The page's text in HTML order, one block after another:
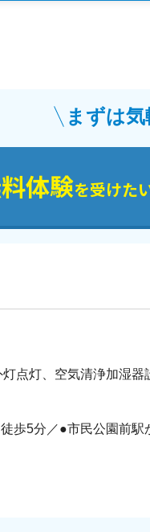
まずは
体験を受けた
点灯、空気清浄加湿器
歩5分／●市民公園前駅